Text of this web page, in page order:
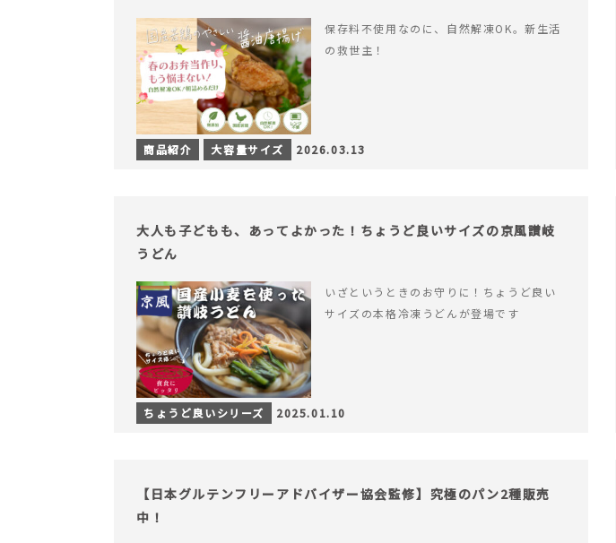
保存料不使用なのに、自然解凍OK。新生活
の救世主！
商品紹介 大容量サイズ 2026.03.13
大人も子どもも、あってよかった！ちょうど良いサイズの京風讃岐
うどん
いざというときのお守りに！ちょうど良い
サイズの本格冷凍うどんが登場です
ちょうど良いシリーズ 2025.01.10
【日本グルテンフリーアドバイザー協会監修】究極のパン2種販売
中！